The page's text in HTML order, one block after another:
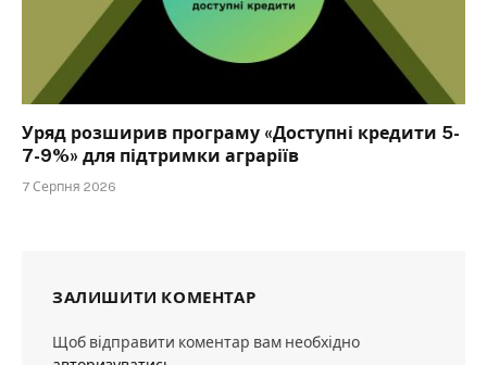
Уряд розширив програму «Доступні кредити 5-
7-9%» для підтримки аграріїв
7 Серпня 2026
ЗАЛИШИТИ КОМЕНТАР
Щоб відправити коментар вам необхідно